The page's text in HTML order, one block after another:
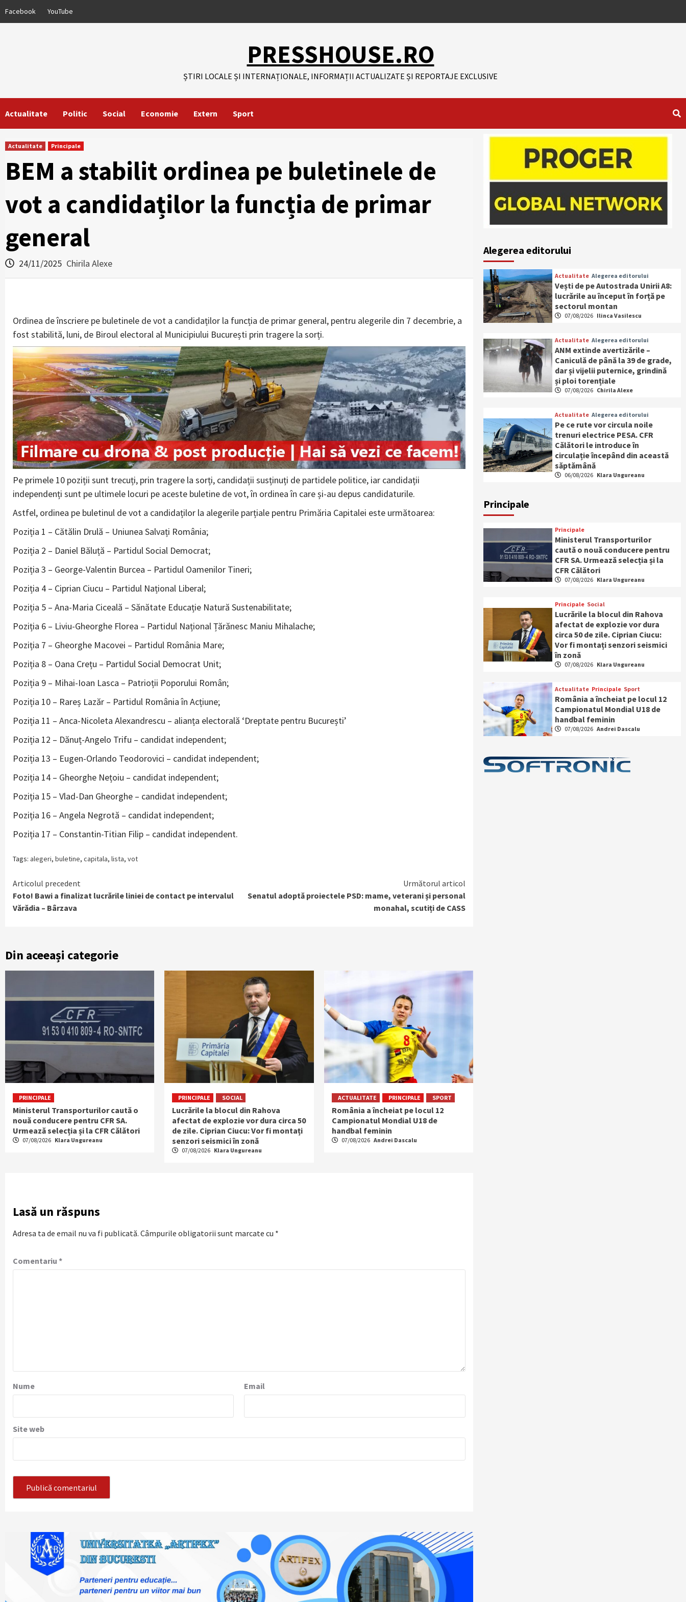
Facebook YouTube
PRESSHOUSE.RO
ȘTIRI LOCALE ȘI INTERNAȚIONALE, INFORMAȚII ACTUALIZATE ȘI REPORTAJE EXCLUSIVE
Actualitate Politic Social Economie Extern Sport
Actualitate Principale
BEM a stabilit ordinea pe buletinele de
vot a candidaților la funcția de primar
general
24/11/2025 Chirila Alexe
Ordinea de înscriere pe buletinele de vot a candidaților la funcția de primar general, pentru alegerile din 7 decembrie, a
fost stabilită, luni, de Biroul electoral al Municipiului București prin tragere la sorți.
Pe primele 10 poziții sunt trecuți, prin tragere la sorți, candidații susținuți de partidele politice, iar candidații
independenți sunt pe ultimele locuri pe aceste buletine de vot, în ordinea în care și-au depus candidaturile.
Astfel, ordinea pe buletinul de vot a candidaților la alegerile parțiale pentru Primăria Capitalei este următoarea:
Poziția 1 – Cătălin Drulă – Uniunea Salvați România;
Poziția 2 – Daniel Băluță – Partidul Social Democrat;
Poziția 3 – George-Valentin Burcea – Partidul Oamenilor Tineri;
Poziția 4 – Ciprian Ciucu – Partidul Național Liberal;
Poziția 5 – Ana-Maria Ciceală – Sănătate Educație Natură Sustenabilitate;
Poziția 6 – Liviu-Gheorghe Florea – Partidul Național Țărănesc Maniu Mihalache;
Poziția 7 – Gheorghe Macovei – Partidul România Mare;
Poziția 8 – Oana Crețu – Partidul Social Democrat Unit;
Poziția 9 – Mihai-Ioan Lasca – Patrioții Poporului Român;
Poziția 10 – Rareș Lazăr – Partidul România în Acțiune;
Poziția 11 – Anca-Nicoleta Alexandrescu – alianța electorală ‘Dreptate pentru București’
Poziția 12 – Dănuț-Angelo Trifu – candidat independent;
Poziția 13 – Eugen-Orlando Teodorovici – candidat independent;
Poziția 14 – Gheorghe Nețoiu – candidat independent;
Poziția 15 – Vlad-Dan Gheorghe – candidat independent;
Poziția 16 – Angela Negrotă – candidat independent;
Poziția 17 – Constantin-Titian Filip – candidat independent.
Tags: alegeri, buletine, capitala, lista, vot
Continue
Reading
Articolul precedent
Foto! Bawi a finalizat lucrările liniei de contact pe intervalul
Vărădia – Bârzava
Următorul articol
Senatul adoptă proiectele PSD: mame, veterani și personal
monahal, scutiți de CASS
Din aceeași categorie
PRINCIPALE
Ministerul Transporturilor caută o
nouă conducere pentru CFR SA.
Urmează selecția și la CFR Călători
07/08/2026 Klara Ungureanu
PRINCIPALE SOCIAL
Lucrările la blocul din Rahova
afectat de explozie vor dura circa 50
de zile. Ciprian Ciucu: Vor fi montați
senzori seismici în zonă
07/08/2026 Klara Ungureanu
ACTUALITATE PRINCIPALE SPORT
România a încheiat pe locul 12
Campionatul Mondial U18 de
handbal feminin
07/08/2026 Andrei Dascalu
Lasă un răspuns
Adresa ta de email nu va fi publicată. Câmpurile obligatorii sunt marcate cu *
Comentariu *
Nume Email
Site web
Alegerea editorului
Actualitate Alegerea editorului
Vești de pe Autostrada Unirii A8:
lucrările au început în forță pe
sectorul montan
07/08/2026 Ilinca Vasilescu
Actualitate Alegerea editorului
ANM extinde avertizările –
Caniculă de până la 39 de grade,
dar și vijelii puternice, grindină
și ploi torențiale
07/08/2026 Chirila Alexe
Actualitate Alegerea editorului
Pe ce rute vor circula noile
trenuri electrice PESA. CFR
Călători le introduce în
circulație începând din această
săptămână
06/08/2026 Klara Ungureanu
Principale
Principale
Ministerul Transporturilor
caută o nouă conducere pentru
CFR SA. Urmează selecția și la
CFR Călători
07/08/2026 Klara Ungureanu
Principale Social
Lucrările la blocul din Rahova
afectat de explozie vor dura
circa 50 de zile. Ciprian Ciucu:
Vor fi montați senzori seismici
în zonă
07/08/2026 Klara Ungureanu
Actualitate Principale Sport
România a încheiat pe locul 12
Campionatul Mondial U18 de
handbal feminin
07/08/2026 Andrei Dascalu